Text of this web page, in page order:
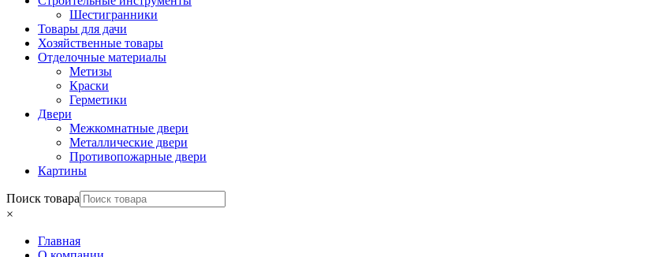
Шестигранники
Товары для дачи
Хозяйственные товары
Отделочные материалы
Метизы
Краски
Герметики
Двери
Межкомнатные двери
Металлические двери
Противопожарные двери
Картины
Поиск товара
×
Главная